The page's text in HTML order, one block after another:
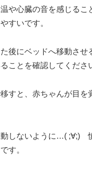
や心臓の音を感じるこ
すいです。
後にベッドへ移動させ
ことを確認してくださ
すと、赤ちゃんが目を
動しないように…( ;∀;)
す。